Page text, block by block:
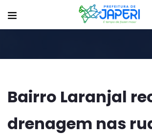
Bairro Laranjal
drenagem nas